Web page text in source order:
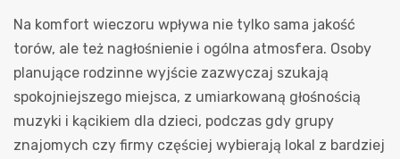
Na komfort wieczoru wpływa nie tylko sama jakość
torów, ale też nagłośnienie i ogólna atmosfera. Osoby
planujące rodzinne wyjście zazwyczaj szukają
spokojniejszego miejsca, z umiarkowaną głośnością
muzyki i kącikiem dla dzieci, podczas gdy grupy
znajomych czy firmy częściej wybierają lokal z bardziej